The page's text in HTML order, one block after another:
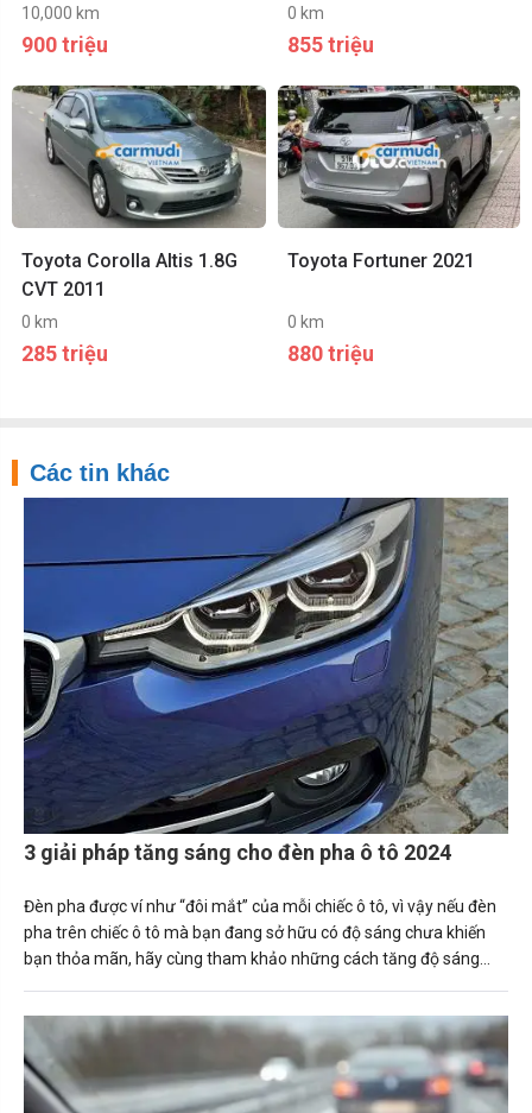
10,000 km
900 triệu
0 km
855 triệu
Toyota Corolla Altis 1.8G
CVT 2011
0 km
285 triệu
Toyota Fortuner 2021
0 km
880 triệu
Các tin khác
3 giải pháp tăng sáng cho đèn pha ô tô 2024
Đèn pha được ví như “đôi mắt” của mỗi chiếc ô tô, vì vậy nếu đèn
pha trên chiếc ô tô mà bạn đang sở hữu có độ sáng chưa khiến
bạn thỏa mãn, hãy cùng tham khảo những cách tăng độ sáng